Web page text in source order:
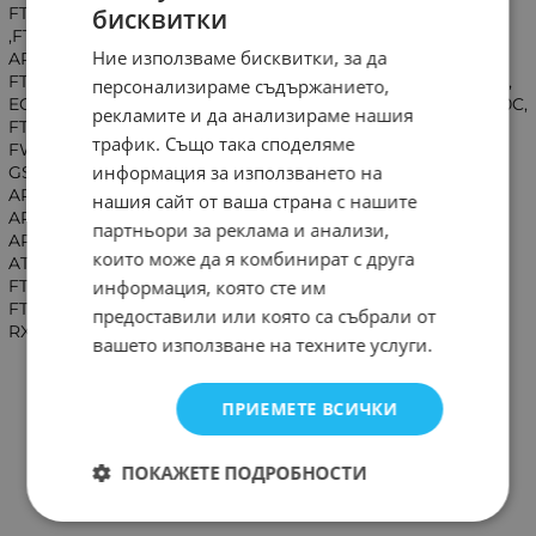
FTV28A FTV30A, FTV50A, FTV60A FTKC-A ,FTKU-A ,FTKU-B
,FTV-AB ARC470A11, ATKS25BVMB,
ARXS25BVMB,ATX25BVMB, FTKS25BVMB, FTS20BVMB,
FTXS25BVMB, FTYS20BVMB, ARC433A15 APGS02, APGS02-I,
ECGS02, ECGS02-I, FTWX35AXV1, FTXB50C, FTXB50C/RXB50C,
FTXB60C, FTXC50CV1B, FTXN-MB, FWT02CATNMV1,
FWT02GATNMV1, RS-JV1, RS20JEV1K , RXB60C, SIESTA OM-
GS02-0411 BRC52A61, BRC52A62, BRC52A63 ARC433A31,
ARC433A43, ARC433A50 ,ARC433A63, ARC484B32,
ARC433A46, ARC433A87, ARC433B2, ARC433B41
ARXV25AV1B, ARXV35AV1B, ARXV50AV1B, ARXV60AV1B,
ATXV25AV1B, ATXV35AV1B, ATXV50AV1B, ATXV60AV1B,
FTX1150LV1B, FTXV25AV1B, FTXV35AV1B, FTXV50AV1B,
FTXV60AV1B, RXV25AV1B, RXV35AV1B, RXV50AV1B,
RXV60AV1B, YB1F2, YB1FA, YB1FA2
бисквитки
Ние използваме бисквитки, за да
персонализираме съдържанието,
рекламите и да анализираме нашия
трафик. Също така споделяме
информация за използването на
нашия сайт от ваша страна с нашите
партньори за реклама и анализи,
които може да я комбинират с друга
информация, която сте им
предоставили или която са събрали от
вашето използване на техните услуги.
ПРИЕМЕТЕ ВСИЧКИ
ПОКАЖЕТЕ ПОДРОБНОСТИ